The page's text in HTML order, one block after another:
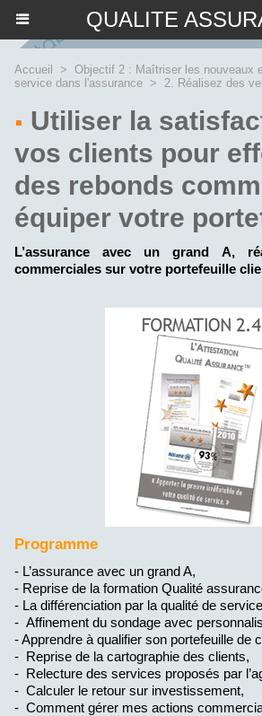
QUALITE
Accueil > Objectif 2 : Maîtriser les nouveaux
service dans l'assurance > 2. Réalisez des
Utiliser la
vos clients pour
des rebonds
équiper votre
L’assurance avec un grand A,
commerciales sur votre portefeuille
Programme
- L’assurance avec un grand A,
- Reprise de la formation Qualité
- La différenciation par la qualité de
- Affinement du sondage avec
- Apprendre à qualifier son portefeuille de
- Reprise de la cartographie des clients,
- Relecture des services proposés par
- Calculer le retour sur investissement,
- Comment gérer mes actions